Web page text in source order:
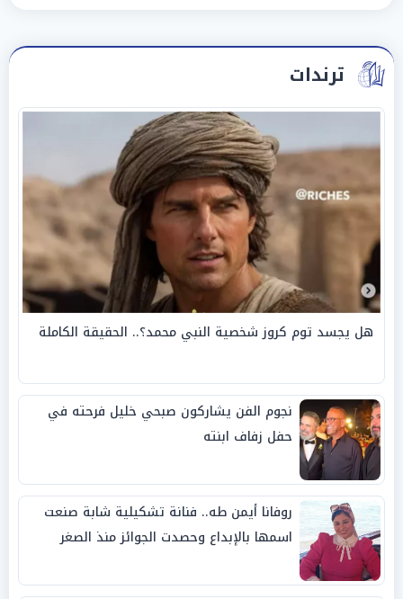
ترندات
هل يجسد توم كروز شخصية النبي محمد؟.. الحقيقة الكاملة
نجوم الفن يشاركون صبحي خليل فرحته في
حفل زفاف ابنته
روفانا أيمن طه.. فنانة تشكيلية شابة صنعت
اسمها بالإبداع وحصدت الجوائز منذ الصغر